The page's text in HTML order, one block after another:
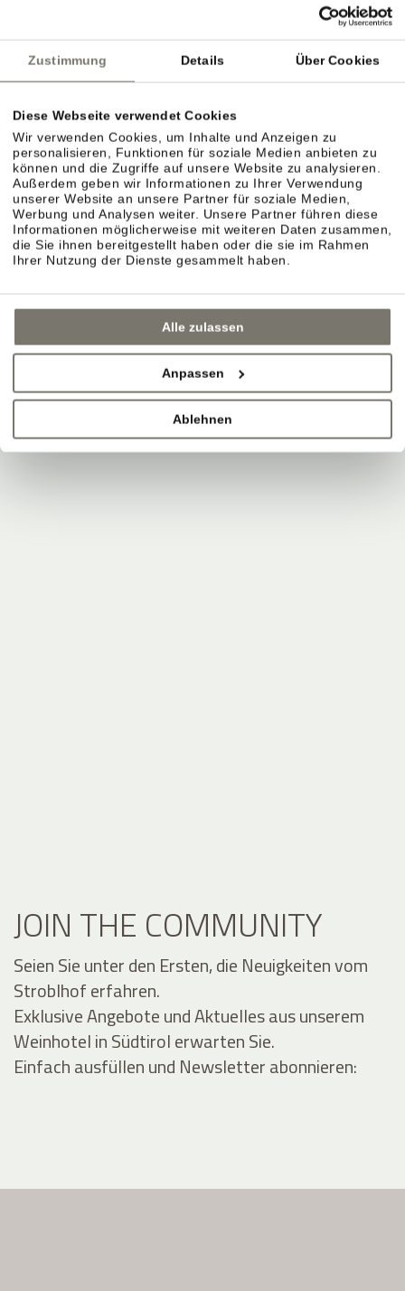
Zustimmung Details Über Cookies
Diese Webseite verwendet Cookies
Wir verwenden Cookies, um Inhalte und Anzeigen zu
personalisieren, Funktionen für soziale Medien anbieten zu
können und die Zugriffe auf unsere Website zu analysieren.
Außerdem geben wir Informationen zu Ihrer Verwendung
unserer Website an unsere Partner für soziale Medien,
Werbung und Analysen weiter. Unsere Partner führen diese
Informationen möglicherweise mit weiteren Daten zusammen,
die Sie ihnen bereitgestellt haben oder die sie im Rahmen
Ihrer Nutzung der Dienste gesammelt haben.
Alle zulassen
Anpassen
Ablehnen
ÖBB
Südtirol Transfer
Flughafen Bozen
Flughafen Innsbruck
Flughafen Verona Villafranca
JOIN THE COMMUNITY
Seien Sie unter den Ersten, die Neuigkeiten vom
Stroblhof erfahren.
Exklusive Angebote und Aktuelles aus unserem
Weinhotel in Südtirol erwarten Sie.
Einfach ausfüllen und Newsletter abonnieren: